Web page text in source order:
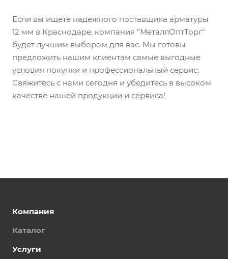
Если вы ищете надежного поставщика арматуры
12 мм в Краснодаре, компания "МеталлОптТорг"
будет лучшим выбором для вас. Мы готовы
предложить нашим клиентам самые выгодные
условия покупки и профессиональный сервис.
Свяжитесь с нами сегодня и убедитесь в высоком
качестве нашей продукции и сервиса!
Компания
Каталог
Услуги